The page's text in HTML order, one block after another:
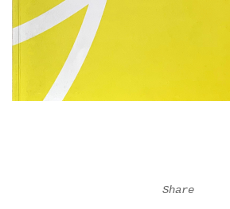
Share